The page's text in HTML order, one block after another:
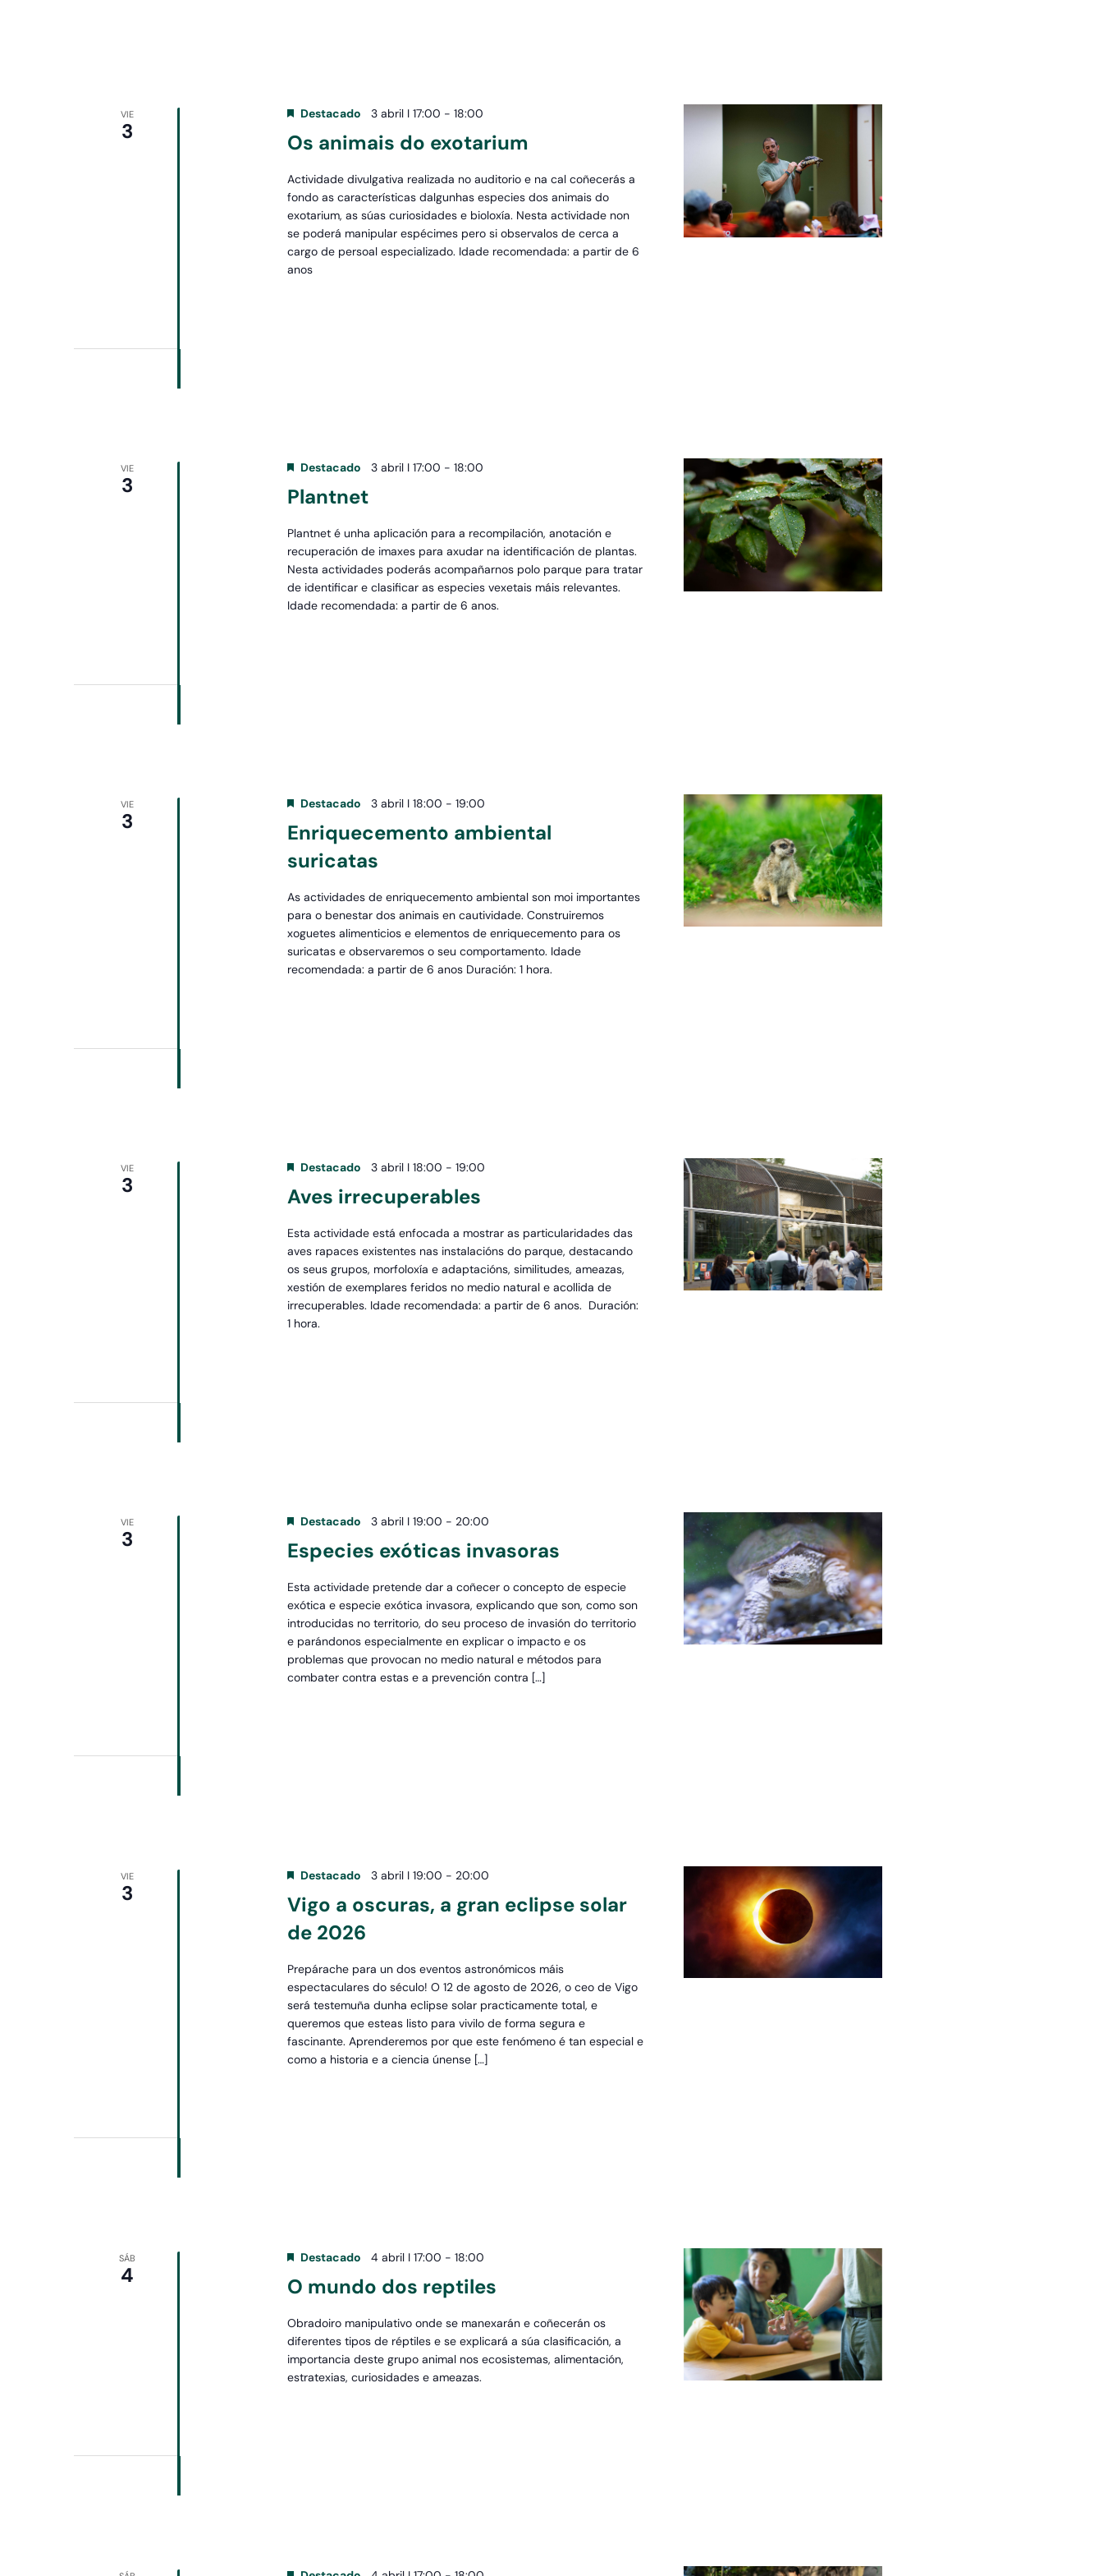
VIE
3 Os animais do exotarium
Destacado 3 abril I 17:00 -18:00
Actividade divulgativa realizada no auditorio e na cal coñecerás a
fondo as características dalgunhas especies dos animais do
exotarium, as súas curiosidades e bioloxía. Nesta actividade non
se poderá manipular espécimes pero si observalos de cerca a
cargo de persoal especializado. Idade recomendada: a partir de 6
anos
VIE
3 Plantnet
Destacado 3 abril I 17:00 -18:00
Plantnet é unha aplicación para a recompilación, anotación e
recuperación de imaxes para axudar na identificación de plantas.
Nesta actividades poderás acompañarnos polo parque para tratar
de identificar e clasificar as especies vexetais máis relevantes.
Idade recomendada: a partir de 6 anos.
VIE
3
Enriquecemento ambiental
suricatas
Destacado 3 abril I 18:00 -19:00
As actividades de enriquecemento ambiental son moi importantes
para o benestar dos animais en cautividade. Construiremos
xoguetes alimenticios e elementos de enriquecemento para os
suricatas e observaremos o seu comportamento. Idade
recomendada: a partir de 6 anos Duración: 1 hora.
VIE
3 Aves irrecuperables
Destacado 3 abril I 18:00 -19:00
Esta actividade está enfocada a mostrar as particularidades das
aves rapaces existentes nas instalacións do parque, destacando
os seus grupos, morfoloxía e adaptacións, similitudes, ameazas,
xestión de exemplares feridos no medio natural e acollida de
irrecuperables. Idade recomendada: a partir de 6 anos. Duración:
1 hora.
VIE
3 Especies exóticas invasoras
Destacado 3 abril I 19:00 - 20:00
Esta actividade pretende dar a coñecer o concepto de especie
exótica e especie exótica invasora, explicando que son, como son
introducidas no territorio, do seu proceso de invasión do territorio
e parándonos especialmente en explicar o impacto e os
problemas que provocan no medio natural e métodos para
combater contra estas e a prevención contra […]
VIE
3
Vigo a oscuras, a gran eclipse solar
de 2026
Destacado 3 abril I 19:00 - 20:00
Prepárache para un dos eventos astronómicos máis
espectaculares do século! O 12 de agosto de 2026, o ceo de Vigo
será testemuña dunha eclipse solar practicamente total, e
queremos que esteas listo para vivilo de forma segura e
fascinante. Aprenderemos por que este fenómeno é tan especial e
como a historia e a ciencia únense […]
SÁB
4 O mundo dos reptiles
Destacado 4 abril I 17:00 -18:00
Obradoiro manipulativo onde se manexarán e coñecerán os
diferentes tipos de réptiles e se explicará a súa clasificación, a
importancia deste grupo animal nos ecosistemas, alimentación,
estratexias, curiosidades e ameazas.